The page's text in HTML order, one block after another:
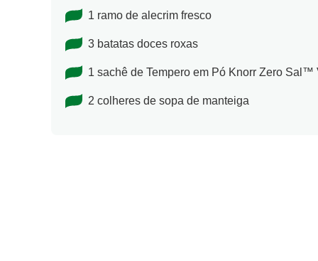
1 ramo de alecrim fresco
3 batatas doces roxas
1 sachê de Tempero em Pó Knorr Zero Sal™
2 colheres de sopa de manteiga